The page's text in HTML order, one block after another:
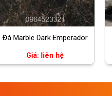
Đá Marble Dark Emperador
Giá: liên hệ